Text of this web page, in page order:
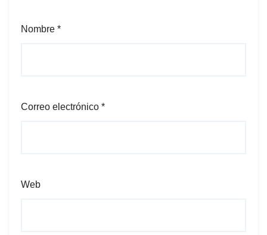
Nombre *
Correo electrónico *
Web